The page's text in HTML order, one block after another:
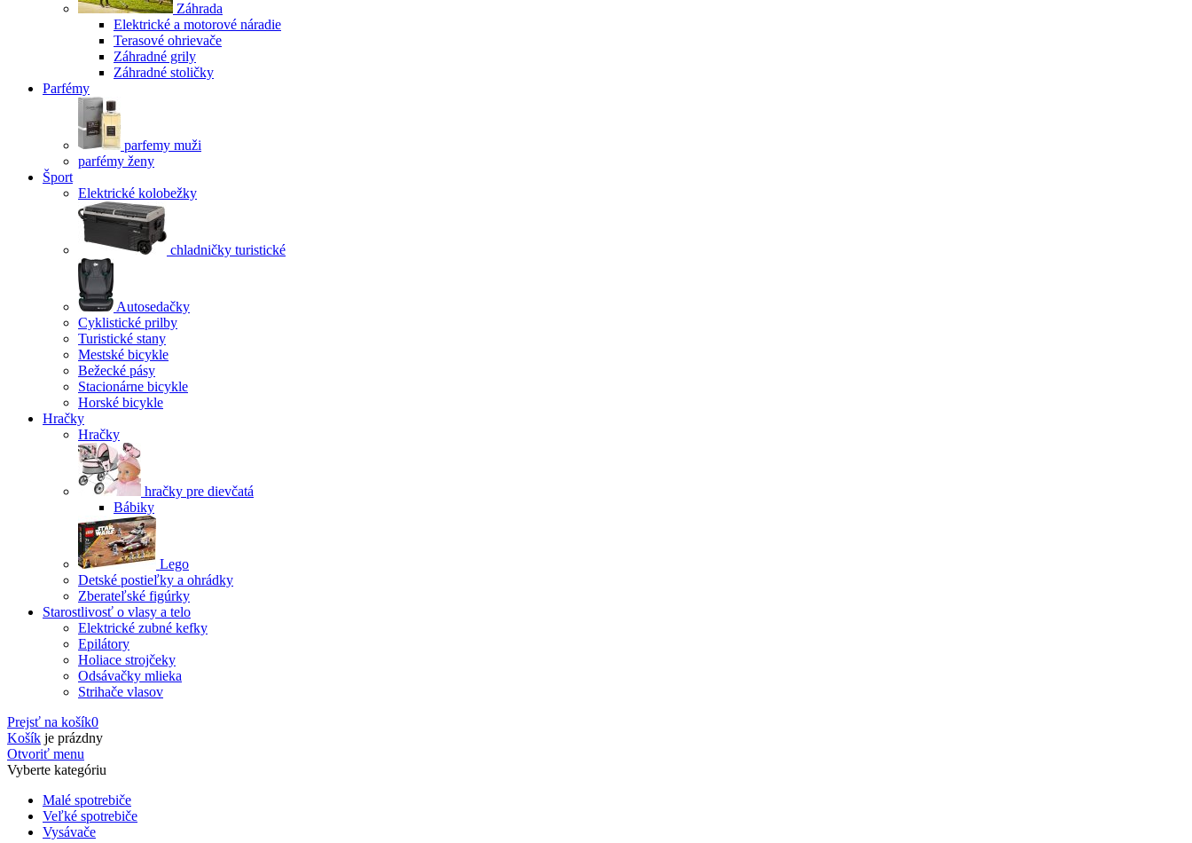
Záhrada
Elektrické a motorové náradie
Terasové ohrievače
Záhradné grily
Záhradné stoličky
Parfémy
parfemy muži
parfémy ženy
Šport
Elektrické kolobežky
chladničky turistické
Autosedačky
Cyklistické prilby
Turistické stany
Mestské bicykle
Bežecké pásy
Stacionárne bicykle
Horské bicykle
Hračky
Hračky
hračky pre dievčatá
Bábiky
Lego
Detské postieľky a ohrádky
Zberateľské figúrky
Starostlivosť o vlasy a telo
Elektrické zubné kefky
Epilátory
Holiace strojčeky
Odsávačky mlieka
Strihače vlasov
Prejsť na košík0
Košík je prázdny
Otvoriť menu
Vyberte kategóriu
Malé spotrebiče
Veľké spotrebiče
Vysávače